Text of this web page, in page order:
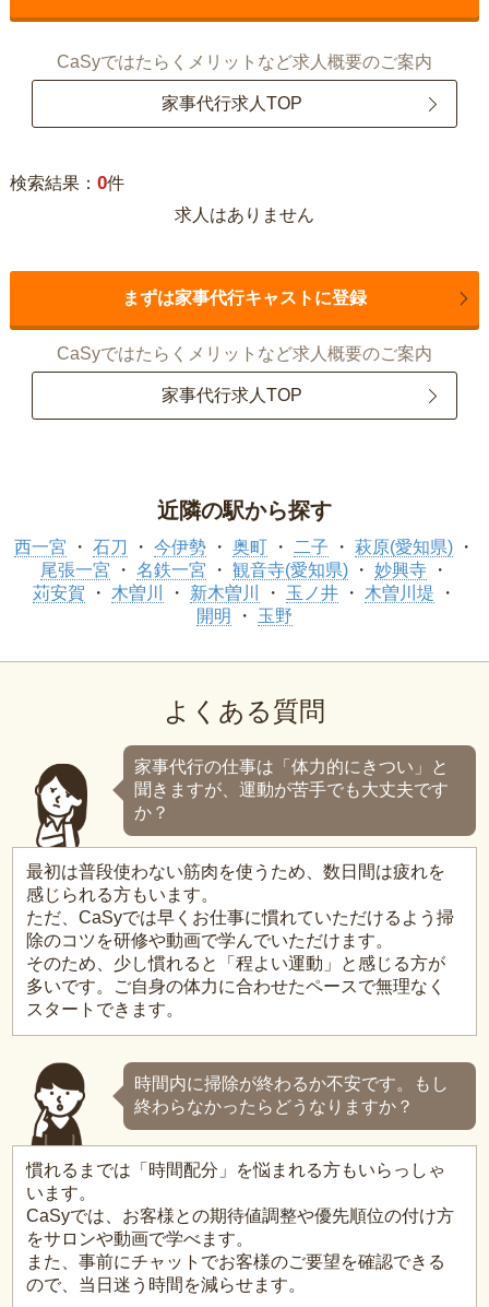
CaSyではたらくメリットなど求人概要のご案内
家事代行求人TOP
検索結果： 0件
求人はありません
まずは家事代行キャストに登録
CaSyではたらくメリットなど求人概要のご案内
家事代行求人TOP
近隣の駅から探す
西一宮 石刀 今伊勢 奥町 二子
萩原(愛知県)
尾張一宮
名鉄一宮 観音寺(愛知県)
妙興寺
苅安賀
木曽川 新木曽川 玉ノ井
木曽川堤
開明
玉野
よくある質問
家事代行の仕事は「体力的にきつい」と
聞きますが、運動が苦手でも大丈夫です
か？
最初は普段使わない筋肉を使うため、数日間は疲れを
感じられる方もいます。
ただ、CaSyでは早くお仕事に慣れていただけるよう掃
除のコツを研修や動画で学んでいただけます。
そのため、少し慣れると「程よい運動」と感じる方が
多いです。ご自身の体力に合わせたペースで無理なく
スタートできます。
時間内に掃除が終わるか不安です。もし
終わらなかったらどうなりますか？
慣れるまでは「時間配分」を悩まれる方もいらっしゃ
います。
CaSyでは、お客様との期待値調整や優先順位の付け方
をサロンや動画で学べます。
また、事前にチャットでお客様のご要望を確認できる
ので、当日迷う時間を減らせます。